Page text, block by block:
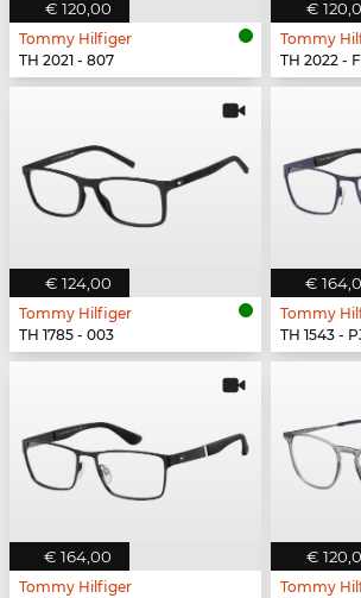
€ 120,00
Tommy Hilfiger
TH 2021 - 807
€
Tommy
TH 2022 -
€ 124,00
Tommy Hilfiger
TH 1785 - 003
€
Tommy
TH 1543 -
€ 164,00
Tommy Hilfiger
€
Tommy